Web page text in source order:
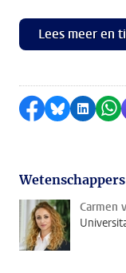
Lees meer en
Delen op
Delen via
Delen
Wetenschappers
Carmen